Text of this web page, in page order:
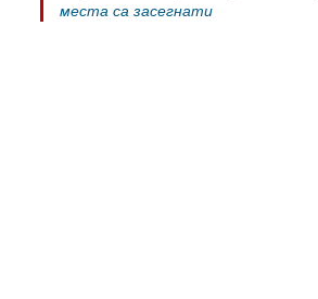
места са засегнати